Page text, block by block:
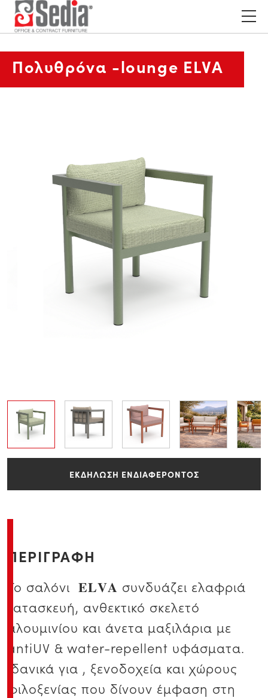
Πολυθρόνα -lounge ELVA
ΕΚΔΗΛΩΣΗ ΕΝΔΙΑΦΕΡΟΝΤΟΣ
ΠΕΡΙΓΡΑΦΗ
Το σαλόνι 𝐄𝐋𝐕𝐀 συνδυάζει ελαφριά
κατασκευή, ανθεκτικό σκελετό
αλουμινίου και άνετα μαξιλάρια με
antiUV & water-repellent υφάσματα.
Ιδανικά για , ξενοδοχεία και χώρους
φιλοξενίας που δίνουν έμφαση στη